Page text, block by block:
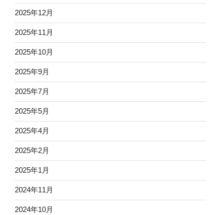
2025年12月
2025年11月
2025年10月
2025年9月
2025年7月
2025年5月
2025年4月
2025年2月
2025年1月
2024年11月
2024年10月